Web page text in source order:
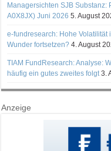
Managersichten SJB Substanz:
A0X8JX) Juni 2026 5. August
e-fundresearch: Hohe Volatilität
Wunder fortsetzen? 4. August
TIAM FundResearch: Analyse:
häufig ein gutes zweites folgt 3.
Anzeige